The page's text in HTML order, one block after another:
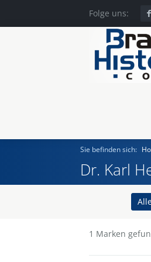
Folge uns:
Sie befinden sich:
Dr. Karl
1 Marken